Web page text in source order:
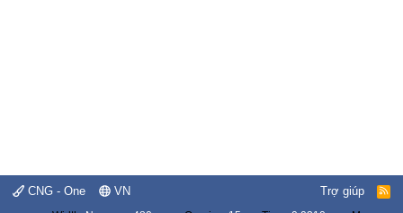
CNG - One VN Trợ giúp
R